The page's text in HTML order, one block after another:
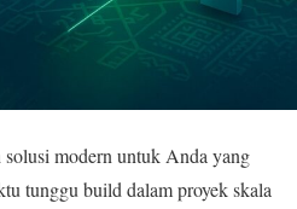
solusi modern untuk Anda yang
tunggu build dalam proyek skala